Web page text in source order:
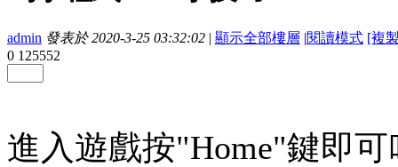
admin 發表於 2020-3-25 03:32:02 | 顯示全部樓層 |閱讀模式 [複
0 125552
進入遊戲按"Home"鍵即